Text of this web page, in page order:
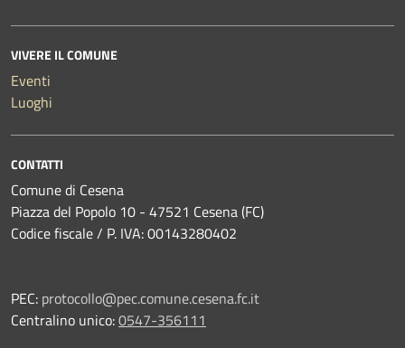
VIVERE IL COMUNE
Eventi
Luoghi
CONTATTI
Comune di Cesena
Piazza del Popolo 10 - 47521 Cesena (FC)
Codice fiscale / P. IVA: 00143280402
PEC: protocollo@pec.comune.cesena.fc.it
Centralino unico:0547-356111